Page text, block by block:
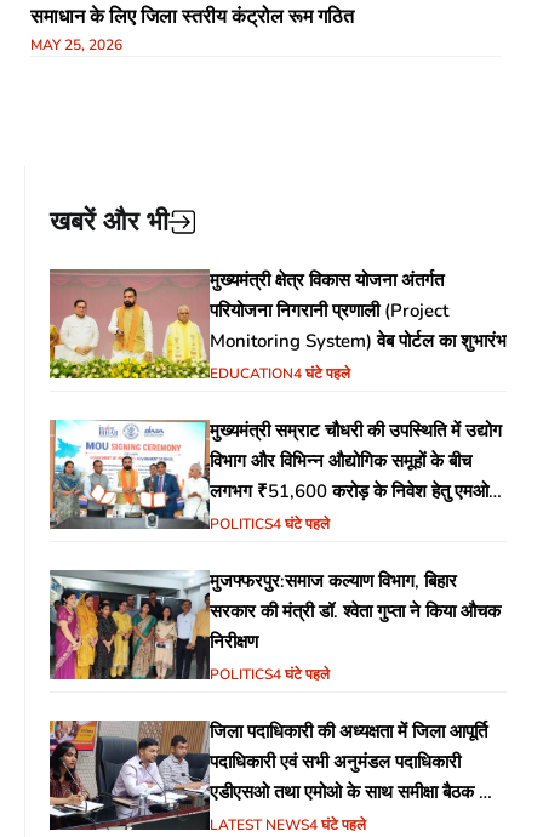
समाधान के लिए जिला स्तरीय कंट्रोल रूम गठित
MAY 25, 2026
खबरें और भी
मुख्यमंत्री क्षेत्र विकास योजना अंतर्गत
परियोजना निगरानी प्रणाली (Project
Monitoring System) वेब पोर्टल का शुभारंभ
EDUCATION4 घंटे पहले
मुख्यमंत्री सम्राट चौधरी की उपस्थिति में उद्योग
विभाग और विभिन्न औद्योगिक समूहों के बीच
लगभग ₹51,600 करोड़ के निवेश हेतु एमओयू
(MoU) पर हस्ताक्षर
POLITICS4 घंटे पहले
मुजफ्फरपुर:समाज कल्याण विभाग, बिहार
सरकार की मंत्री डॉ. श्वेता गुप्ता ने किया औचक
निरीक्षण
POLITICS4 घंटे पहले
जिला पदाधिकारी की अध्यक्षता में जिला आपूर्ति
पदाधिकारी एवं सभी अनुमंडल पदाधिकारी
एडीएसओ तथा एमोओ के साथ समीक्षा बैठक का
आयोजन
LATEST NEWS4 घंटे पहले